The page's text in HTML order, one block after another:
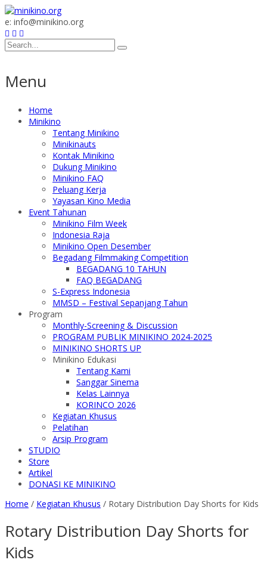
e: info@minikino.org
Menu
Home
Minikino
Tentang Minikino
Minikinauts
Kontak Minikino
Dukung Minikino
Minikino FAQ
Peluang Kerja
Yayasan Kino Media
Event Tahunan
Minikino Film Week
Indonesia Raja
Minikino Open Desember
Begadang Filmmaking Competition
BEGADANG 10 TAHUN
FAQ BEGADANG
S-Express Indonesia
MMSD – Festival Sepanjang Tahun
Program
Monthly-Screening & Discussion
PROGRAM PUBLIK MINIKINO 2024-2025
MINIKINO SHORTS UP
Minikino Edukasi
Tentang Kami
Sanggar Sinema
Kelas Lainnya
KORINCO 2026
Kegiatan Khusus
Pelatihan
Arsip Program
STUDIO
Store
Artikel
DONASI KE MINIKINO
Home / Kegiatan Khusus / Rotary Distribution Day Shorts for Kids
Rotary Distribution Day Shorts for
Kids